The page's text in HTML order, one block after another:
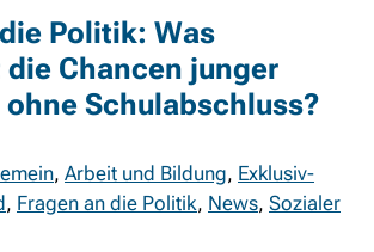
Politik: Was
Chancen junger
Schulabschluss?
, Arbeit und Bildung, Exklusiv-
, Fragen an die Politik, News, Sozialer